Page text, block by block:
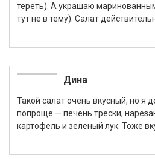
тереть). А украшаю
тут не в тему). Салат
Дина
Такой салат очень вкусный, но я
попроще — печень трески,
картофель и зеленый лук. Тоже